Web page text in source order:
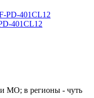
401CL12
МО; в регионы - чуть